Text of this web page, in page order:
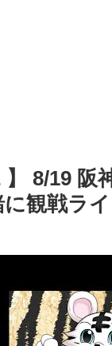
】 8/19
観戦ラ